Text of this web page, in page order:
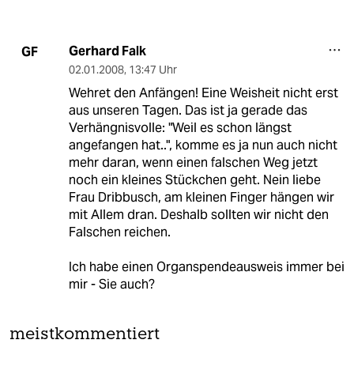
GF Gerhard Falk
02.01.2008, 13:47 Uhr
Wehret den Anfängen! Eine Weisheit nicht erst
aus unseren Tagen. Das ist ja gerade das
Verhängnisvolle: "Weil es schon längst
angefangen hat..", komme es ja nun auch nicht
mehr daran, wenn einen falschen Weg jetzt
noch ein kleines Stückchen geht. Nein liebe
Frau Dribbusch, am kleinen Finger hängen wir
mit Allem dran. Deshalb sollten wir nicht den
Falschen reichen.
Ich habe einen Organspendeausweis immer bei
mir - Sie auch?
meistkommentiert